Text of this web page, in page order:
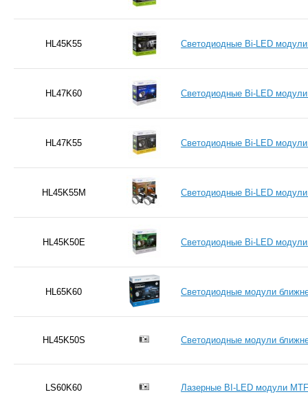
HL45K55 Светодиодные Bi-LED
HL47K60 Светодиодные Bi-LED
HL47K55 Светодиодные Bi-LED
HL45K55M Светодиодные Bi-LED
HL45K50E Светодиодные Bi-LED
HL65K60 Светодиодные модули
HL45K50S Светодиодные модули
LS60K60 Лазерные BI-LED модули